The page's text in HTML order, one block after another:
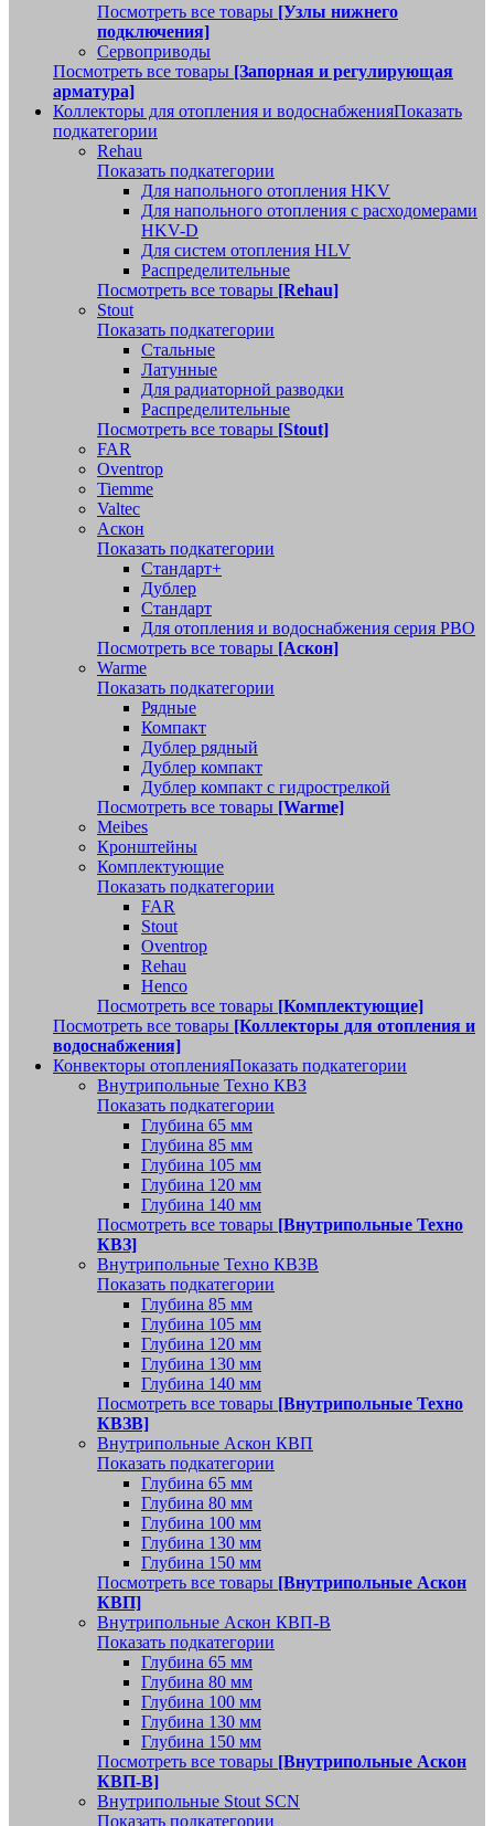
Посмотреть все товары [Узлы нижнего
подключения]
Сервоприводы
Посмотреть все товары [Запорная и регулирующая
арматура]
Коллекторы для отопления и водоснабженияПоказать
подкатегории
Rehau
Показать подкатегории
Для напольного отопления HKV
Для напольного отопления с расходомерами
HKV-D
Для систем отопления HLV
Распределительные
Посмотреть все товары [Rehau]
Stout
Показать подкатегории
Стальные
Латунные
Для радиаторной разводки
Распределительные
Посмотреть все товары [Stout]
FAR
Oventrop
Tiemme
Valtec
Аскон
Показать подкатегории
Стандарт+
Дублер
Стандарт
Для отопления и водоснабжения серия РВО
Посмотреть все товары [Аскон]
Warme
Показать подкатегории
Рядные
Компакт
Дублер рядный
Дублер компакт
Дублер компакт с гидрострелкой
Посмотреть все товары [Warme]
Meibes
Кронштейны
Комплектующие
Показать подкатегории
FAR
Stout
Oventrop
Rehau
Henco
Посмотреть все товары [Комплектующие]
Посмотреть все товары [Коллекторы для отопления и
водоснабжения]
Конвекторы отопленияПоказать подкатегории
Внутрипольные Техно КВЗ
Показать подкатегории
Глубина 65 мм
Глубина 85 мм
Глубина 105 мм
Глубина 120 мм
Глубина 140 мм
Посмотреть все товары [Внутрипольные Техно
КВЗ]
Внутрипольные Техно КВЗВ
Показать подкатегории
Глубина 85 мм
Глубина 105 мм
Глубина 120 мм
Глубина 130 мм
Глубина 140 мм
Посмотреть все товары [Внутрипольные Техно
КВЗВ]
Внутрипольные Аскон КВП
Показать подкатегории
Глубина 65 мм
Глубина 80 мм
Глубина 100 мм
Глубина 130 мм
Глубина 150 мм
Посмотреть все товары [Внутрипольные Аскон
КВП]
Внутрипольные Аскон КВП-В
Показать подкатегории
Глубина 65 мм
Глубина 80 мм
Глубина 100 мм
Глубина 130 мм
Глубина 150 мм
Посмотреть все товары [Внутрипольные Аскон
КВП-В]
Внутрипольные Stout SCN
Показать подкатегории